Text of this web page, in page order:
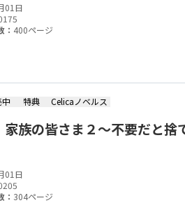
01日
： 400ページ
特典 Celicaノベルス
家族の皆さま２～不要だと
01日
： 304ページ